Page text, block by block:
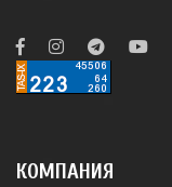
КОМПАНИЯ